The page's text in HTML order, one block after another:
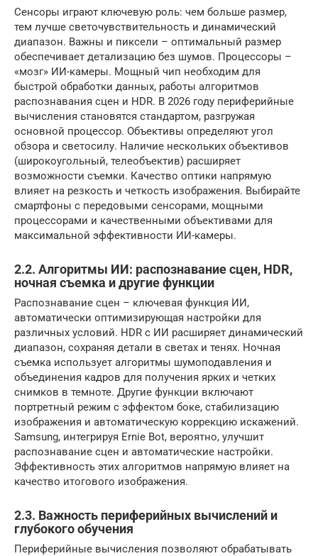
Сенсоры играют ключевую роль: чем больше размер,
тем лучше светочувствительность и динамический
диапазон. Важны и пиксели – оптимальный размер
обеспечивает детализацию без шумов. Процессоры –
«мозг» ИИ-камеры. Мощный чип необходим для
быстрой обработки данных, работы алгоритмов
распознавания сцен и HDR. В 2026 году периферийные
вычисления становятся стандартом, разгружая
основной процессор. Объективы определяют угол
обзора и светосилу. Наличие нескольких объективов
(широкоугольный, телеобъектив) расширяет
возможности съемки. Качество оптики напрямую
влияет на резкость и четкость изображения. Выбирайте
смартфоны с передовыми сенсорами, мощными
процессорами и качественными объективами для
максимальной эффективности ИИ-камеры.
2.2. Алгоритмы ИИ: распознавание сцен, HDR,
ночная съемка и другие функции
Распознавание сцен – ключевая функция ИИ,
автоматически оптимизирующая настройки для
различных условий. HDR с ИИ расширяет динамический
диапазон, сохраняя детали в светах и тенях. Ночная
съемка использует алгоритмы шумоподавления и
объединения кадров для получения ярких и четких
снимков в темноте. Другие функции включают
портретный режим с эффектом боке, стабилизацию
изображения и автоматическую коррекцию искажений.
Samsung, интегрируя Ernie Bot, вероятно, улучшит
распознавание сцен и автоматические настройки.
Эффективность этих алгоритмов напрямую влияет на
качество итогового изображения.
2.3. Важность периферийных вычислений и
глубокого обучения
Периферийные вычисления позволяют обрабатывать